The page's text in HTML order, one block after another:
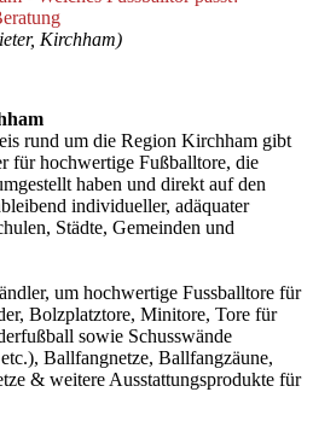
Kirchham)
rund um die Region Kirchham gibt
für hochwertige Fußballtore, die
haben und direkt auf den
individueller, adäquater
Städte, Gemeinden und
um hochwertige Fussballtore für
Bolzplatztore, Minitore, Tore für
sowie Schusswände
Ballfangnetze, Ballfangzäune,
& weitere Ausstattungsprodukte für